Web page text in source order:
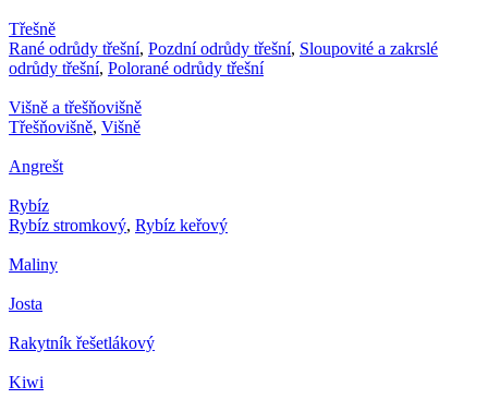
Třešně
Rané odrůdy třešní, Pozdní odrůdy třešní, Sloupovité a zakrslé
odrůdy třešní, Polorané odrůdy třešní
Višně a třešňovišně
Třešňovišně, Višně
Angrešt
Rybíz
Rybíz stromkový, Rybíz keřový
Maliny
Josta
Rakytník řešetlákový
Kiwi